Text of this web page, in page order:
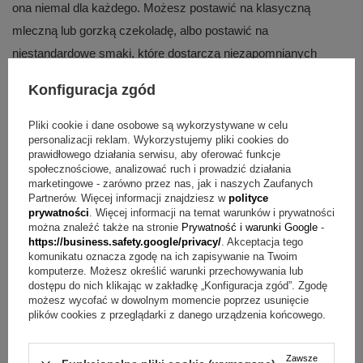
ona niemal dla każdego. Możesz postawić na klasyczną
mleczną lub gorzką czekoladę, albo postawić na
niestandardowe smaki, które dostarczą niezapomnianych
czekoladę z orzechami lub płatkami kwiatów w rozmaitych
formach. Wysokiej jakości czekolada wywoła uśmiech na
twarzy obdarowanych i zachwyci zarówno dzieci, jak i
dorosłych.
Czekolada jako oryginalne podziękowanie
Czekolada świetnie się sprawdzi również jako podziękowanie
dla ważnych gości na chrzcie, komunii czy gości weselnych.
Warto docenić świadków, chrzestnych i inne ważne osoby,
których obecność jest dla nas bardzo ważna. Czekolada oprócz
Konfiguracja zgód
Pliki cookie i dane osobowe są wykorzystywane w celu
personalizacji reklam. Wykorzystujemy pliki cookies do
prawidłowego działania serwisu, aby oferować funkcje
społecznościowe, analizować ruch i prowadzić działania
marketingowe - zarówno przez nas, jak i naszych Zaufanych
Partnerów. Więcej informacji znajdziesz w polityce
prywatności . Więcej informacji na temat warunków i prywatności
można znaleźć także na stronie Prywatność i warunki Google -
https://business.safety.google/privacy/ . Akceptacja tego
komunikatu oznacza zgodę na ich zapisywanie na Twoim
komputerze. Możesz określić warunki przechowywania lub
dostępu do nich klikając w zakładkę „Konfiguracja zgód”. Zgodę
możesz wycofać w dowolnym momencie poprzez usunięcie
plików cookies z przeglądarki z danego urządzenia końcowego.
Zawsze